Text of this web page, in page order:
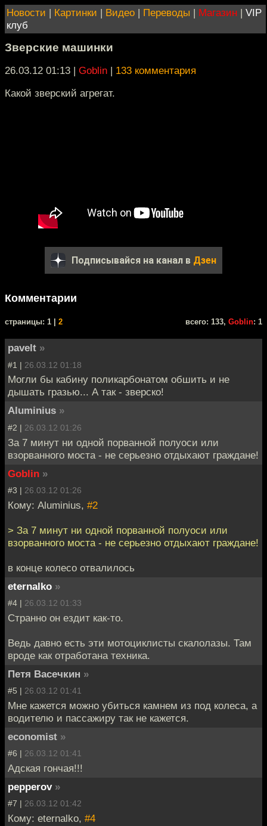
Новости | Картинки | Видео | Переводы | Магазин | VIP
клуб
Зверские машинки
26.03.12 01:13 | Goblin | 133 комментария
Какой зверский агрегат.
Подписывайся на канал в Дзен
Комментарии
cтраницы: 1 | 2 всего: 133, Goblin: 1
pavelt »
#1 | 26.03.12 01:18
Могли бы кабину поликарбонатом обшить и не
дышать гразью... А так - зверско!
Aluminius »
#2 | 26.03.12 01:26
За 7 минут ни одной порванной полуоси или
взорванного моста - не серьезно отдыхают граждане!
Goblin »
#3 | 26.03.12 01:26
Кому: Aluminius, #2
> За 7 минут ни одной порванной полуоси или
взорванного моста - не серьезно отдыхают граждане!
в конце колесо отвалилось
eternalko »
#4 | 26.03.12 01:33
Странно он ездит как-то.
Ведь давно есть эти мотоциклисты скалолазы. Там
вроде как отработана техника.
Петя Васечкин »
#5 | 26.03.12 01:41
Мне кажется можно убиться камнем из под колеса, а
водителю и пассажиру так не кажется.
economist »
#6 | 26.03.12 01:41
Адская гончая!!!
pepperov »
#7 | 26.03.12 01:42
Кому: eternalko, #4